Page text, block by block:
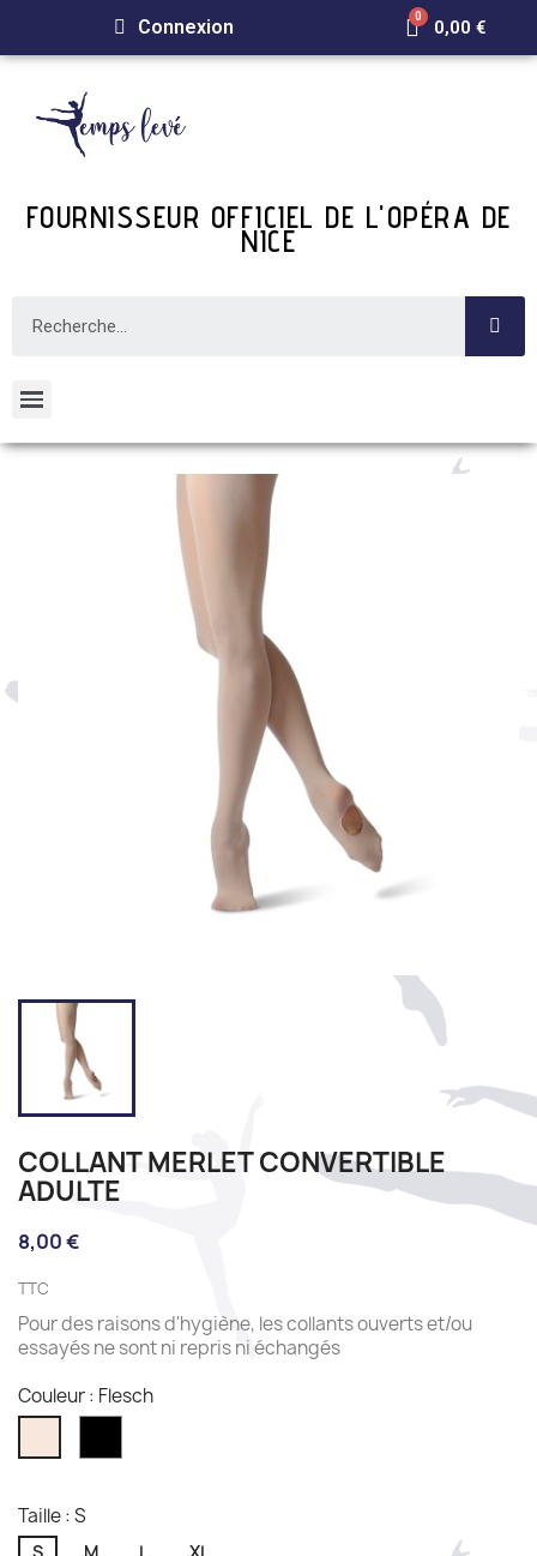
Connexion 0,00 €
FOURNISSEUR OFFICIEL DE L'OPÉRA DE
NICE
COLLANT MERLET CONVERTIBLE
ADULTE
8,00 €
TTC
Pour des raisons d'hygiène, les collants ouverts et/ou
essayés ne sont ni repris ni échangés
Couleur : Flesch
Taille : S